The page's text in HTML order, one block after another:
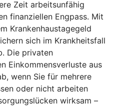
Zeit arbeitsunfähig
finanziellen Engpass. Mit
Krankenhaustagegeld
sich im Krankheitsfall
Die privaten
Einkommensverluste aus
wenn Sie für mehrere
oder nicht arbeiten
wirksam –